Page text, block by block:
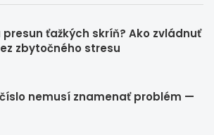
ťažkých skríň? Ako zvládnuť
zbytočného stresu
nemusí znamenať problém —